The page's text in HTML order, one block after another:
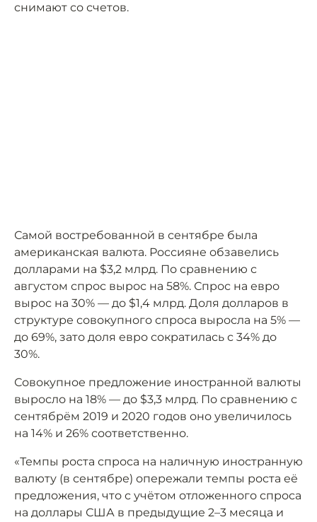
снимают со счетов.
Самой востребованной в сентябре была
американская валюта. Россияне обзавелись
долларами на $3,2 млрд. По сравнению с
августом спрос вырос на 58%. Спрос на евро
вырос на 30% — до $1,4 млрд. Доля долларов в
структуре совокупного спроса выросла на 5% —
до 69%, зато доля евро сократилась с 34% до
30%.
Совокупное предложение иностранной валюты
выросло на 18% — до $3,3 млрд. По сравнению с
сентябрём 2019 и 2020 годов оно увеличилось
на 14% и 26% соответственно.
«Темпы роста спроса на наличную иностранную
валюту (в сентябре) опережали темпы роста её
предложения, что с учётом отложенного спроса
на доллары США в предыдущие 2–3 месяца и